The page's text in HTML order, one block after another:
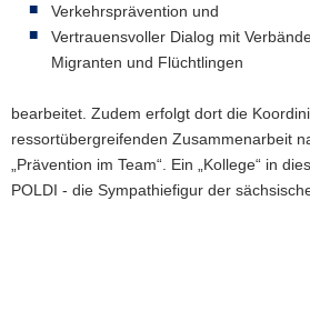
Verkehrsprävention und
Vertrauensvoller Dialog mit
Migranten und Flüchtlingen
bearbeitet. Zudem erfolgt dort die
ressortübergreifenden Zusammenarbeit
„Prävention im Team“. Ein „Kollege“ in
POLDI - die Sympathiefigur der